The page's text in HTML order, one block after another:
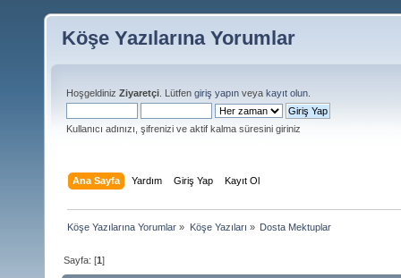
Köşe Yazılarına Yorumlar
Hoşgeldiniz Ziyaretçi . Lütfen giriş yapın veya kayıt olun
Kullanıcı adınızı, şifrenizi ve aktif kalma süresini giriniz
Ana Sayfa Yardım Giriş Yap Kayıt Ol
Köşe Yazılarına Yorumlar » Köşe Yazıları » Dosta Mektuplar
Sayfa: [1]